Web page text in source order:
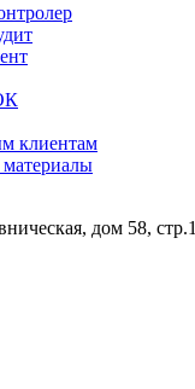
клиентам
дом 58, стр.1